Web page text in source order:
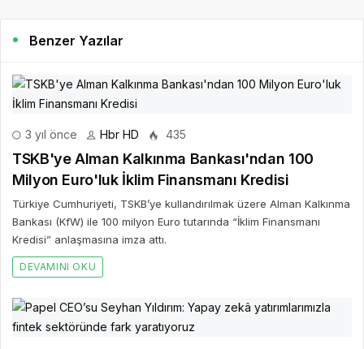
Benzer Yazılar
3 yıl önce Hbr HD 435
TSKB'ye Alman Kalkınma Bankası'ndan 100
Milyon Euro'luk İklim Finansmanı Kredisi
Türkiye Cumhuriyeti, TSKB’ye kullandırılmak üzere Alman Kalkınma
Bankası (KfW) ile 100 milyon Euro tutarında “İklim Finansmanı
Kredisi” anlaşmasına imza attı.
DEVAMINI OKU